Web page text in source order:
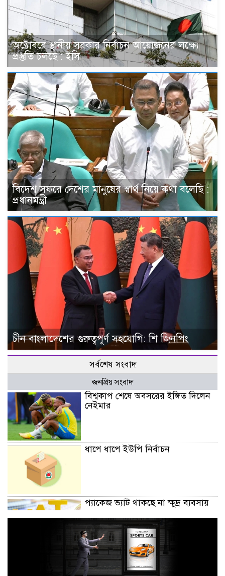
অক্টোবরে স্থানীয় সরকার নির্বাচন আয়োজনের লক্ষ্যে
প্রস্তুতি চলছে : ইসি
বিদেশ সফরে দেশের মানুষের স্বার্থ নিয়ে কথা বলেছি :
প্রধানমন্ত্রী
চীন বাংলাদেশের গুরুত্বপূর্ণ সহযোগি: শি জিনপিং
সর্বশেষ সংবাদ
জনপ্রিয় সংবাদ
বিশ্বকাপ শেষে অবসরের ইঙ্গিত দিলেন
নেইমার
ধাপে ধাপে ইউপি নির্বাচন
প্যাকেজ ভ্যাট থাকছে না ক্ষুদ্র ব্যবসায়
অক্টোবরে স্থানীয় সরকার নির্বাচন
আয়োজনের লক্ষ্যে প্রস্তুতি চলছে : ইসি